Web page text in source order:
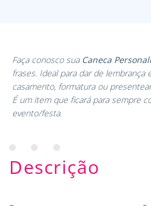
Faça conosco sua Caneca
frases. Ideal para dar de lembrança
casamento, formatura ou
É um item que ficará para sempre
evento/festa.
Descrição